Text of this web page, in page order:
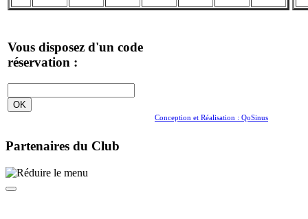
Vous disposez d'un code
réservation :
Conception et Réalisation : QoSinus
Partenaires du Club